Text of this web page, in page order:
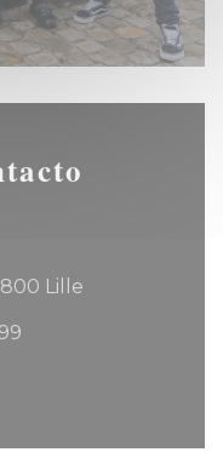
Lille
((abre en una
((abre en